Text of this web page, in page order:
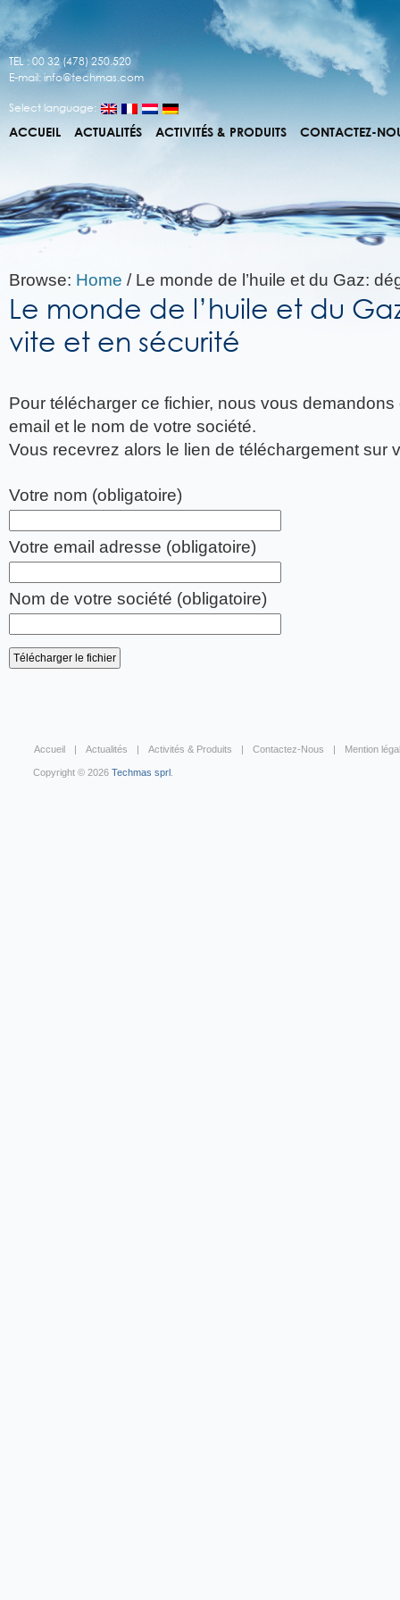
TEL : 00 32 (478) 250.520
E-mail: info@techmas.com
Select language:
ACCUEIL ACTUALITÉS ACTIVITÉS & PRODUITS CONTACTEZ-
Browse: Home / Le monde de l’huile et du Gaz:
Le monde de l’huile et du
vite et en sécurité
Pour télécharger ce fichier, nous vous
email et le nom de votre société.
Vous recevrez alors le lien de téléchargement sur
Votre nom (obligatoire)
Votre email adresse (obligatoire)
Nom de votre société (obligatoire)
Accueil Actualités Activités & Produits Contactez-Nous Mention
Copyright © 2026 Techmas sprl